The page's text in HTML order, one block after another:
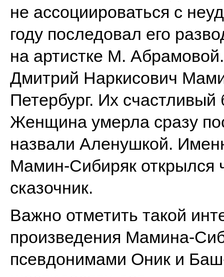
не ассоциироваться с
году последовал его
на артистке М.
Дмитрий Наркисович
Петербург. Их
Женщина умерла сразу
назвали Аленушкой.
Мамин-Сибиряк открылся
сказочник.
Важно отметить такой
произведения Мамина-
псевдонимами Оник и